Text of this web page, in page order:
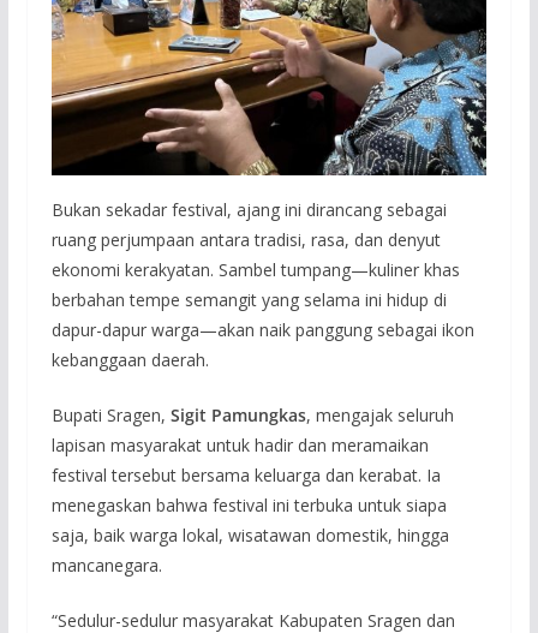
Bukan sekadar festival, ajang ini dirancang sebagai
ruang perjumpaan antara tradisi, rasa, dan denyut
ekonomi kerakyatan. Sambel tumpang—kuliner khas
berbahan tempe semangit yang selama ini hidup di
dapur-dapur warga—akan naik panggung sebagai ikon
kebanggaan daerah.
Bupati Sragen, Sigit Pamungkas, mengajak seluruh
lapisan masyarakat untuk hadir dan meramaikan
festival tersebut bersama keluarga dan kerabat. Ia
menegaskan bahwa festival ini terbuka untuk siapa
saja, baik warga lokal, wisatawan domestik, hingga
mancanegara.
“Sedulur-sedulur masyarakat Kabupaten Sragen dan